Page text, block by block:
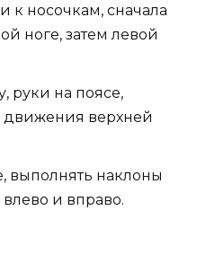
к носочкам, сначала
ноге, затем левой
руки на поясе,
движения верхней
выполнять наклоны
влево и вправо.